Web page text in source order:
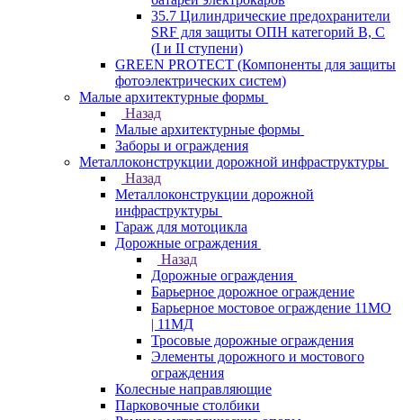
35.7 Цилиндрические предохранители
SRF для защиты ОПН категорий B, C
(I и II ступени)
GREEN PROTECT (Компоненты для защиты
фотоэлектрических систем)
Малые архитектурные формы
Назад
Малые архитектурные формы
Заборы и ограждения
Металлоконструкции дорожной инфраструктуры
Назад
Металлоконструкции дорожной
инфраструктуры
Гараж для мотоцикла
Дорожные ограждения
Назад
Дорожные ограждения
Барьерное дорожное ограждение
Барьерное мостовое ограждение 11МО
| 11МД
Тросовые дорожные ограждения
Элементы дорожного и мостового
ограждения
Колесные направляющие
Парковочные столбики